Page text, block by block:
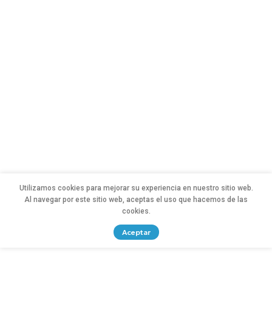
Utilizamos cookies para mejorar su experiencia en nuestro sitio web.
Al navegar por este sitio web, aceptas el uso que hacemos de las
cookies.
Aceptar